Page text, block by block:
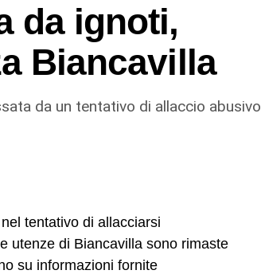
da ignoti,
Biancavilla
da un tentativo di allaccio abusivo
tentativo di allacciarsi
utenze di Biancavilla sono rimaste
su informazioni fornite